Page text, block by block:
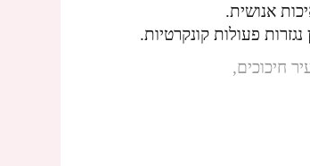
אנושית.
פעולות קונקרטיות.
חיכוכים,